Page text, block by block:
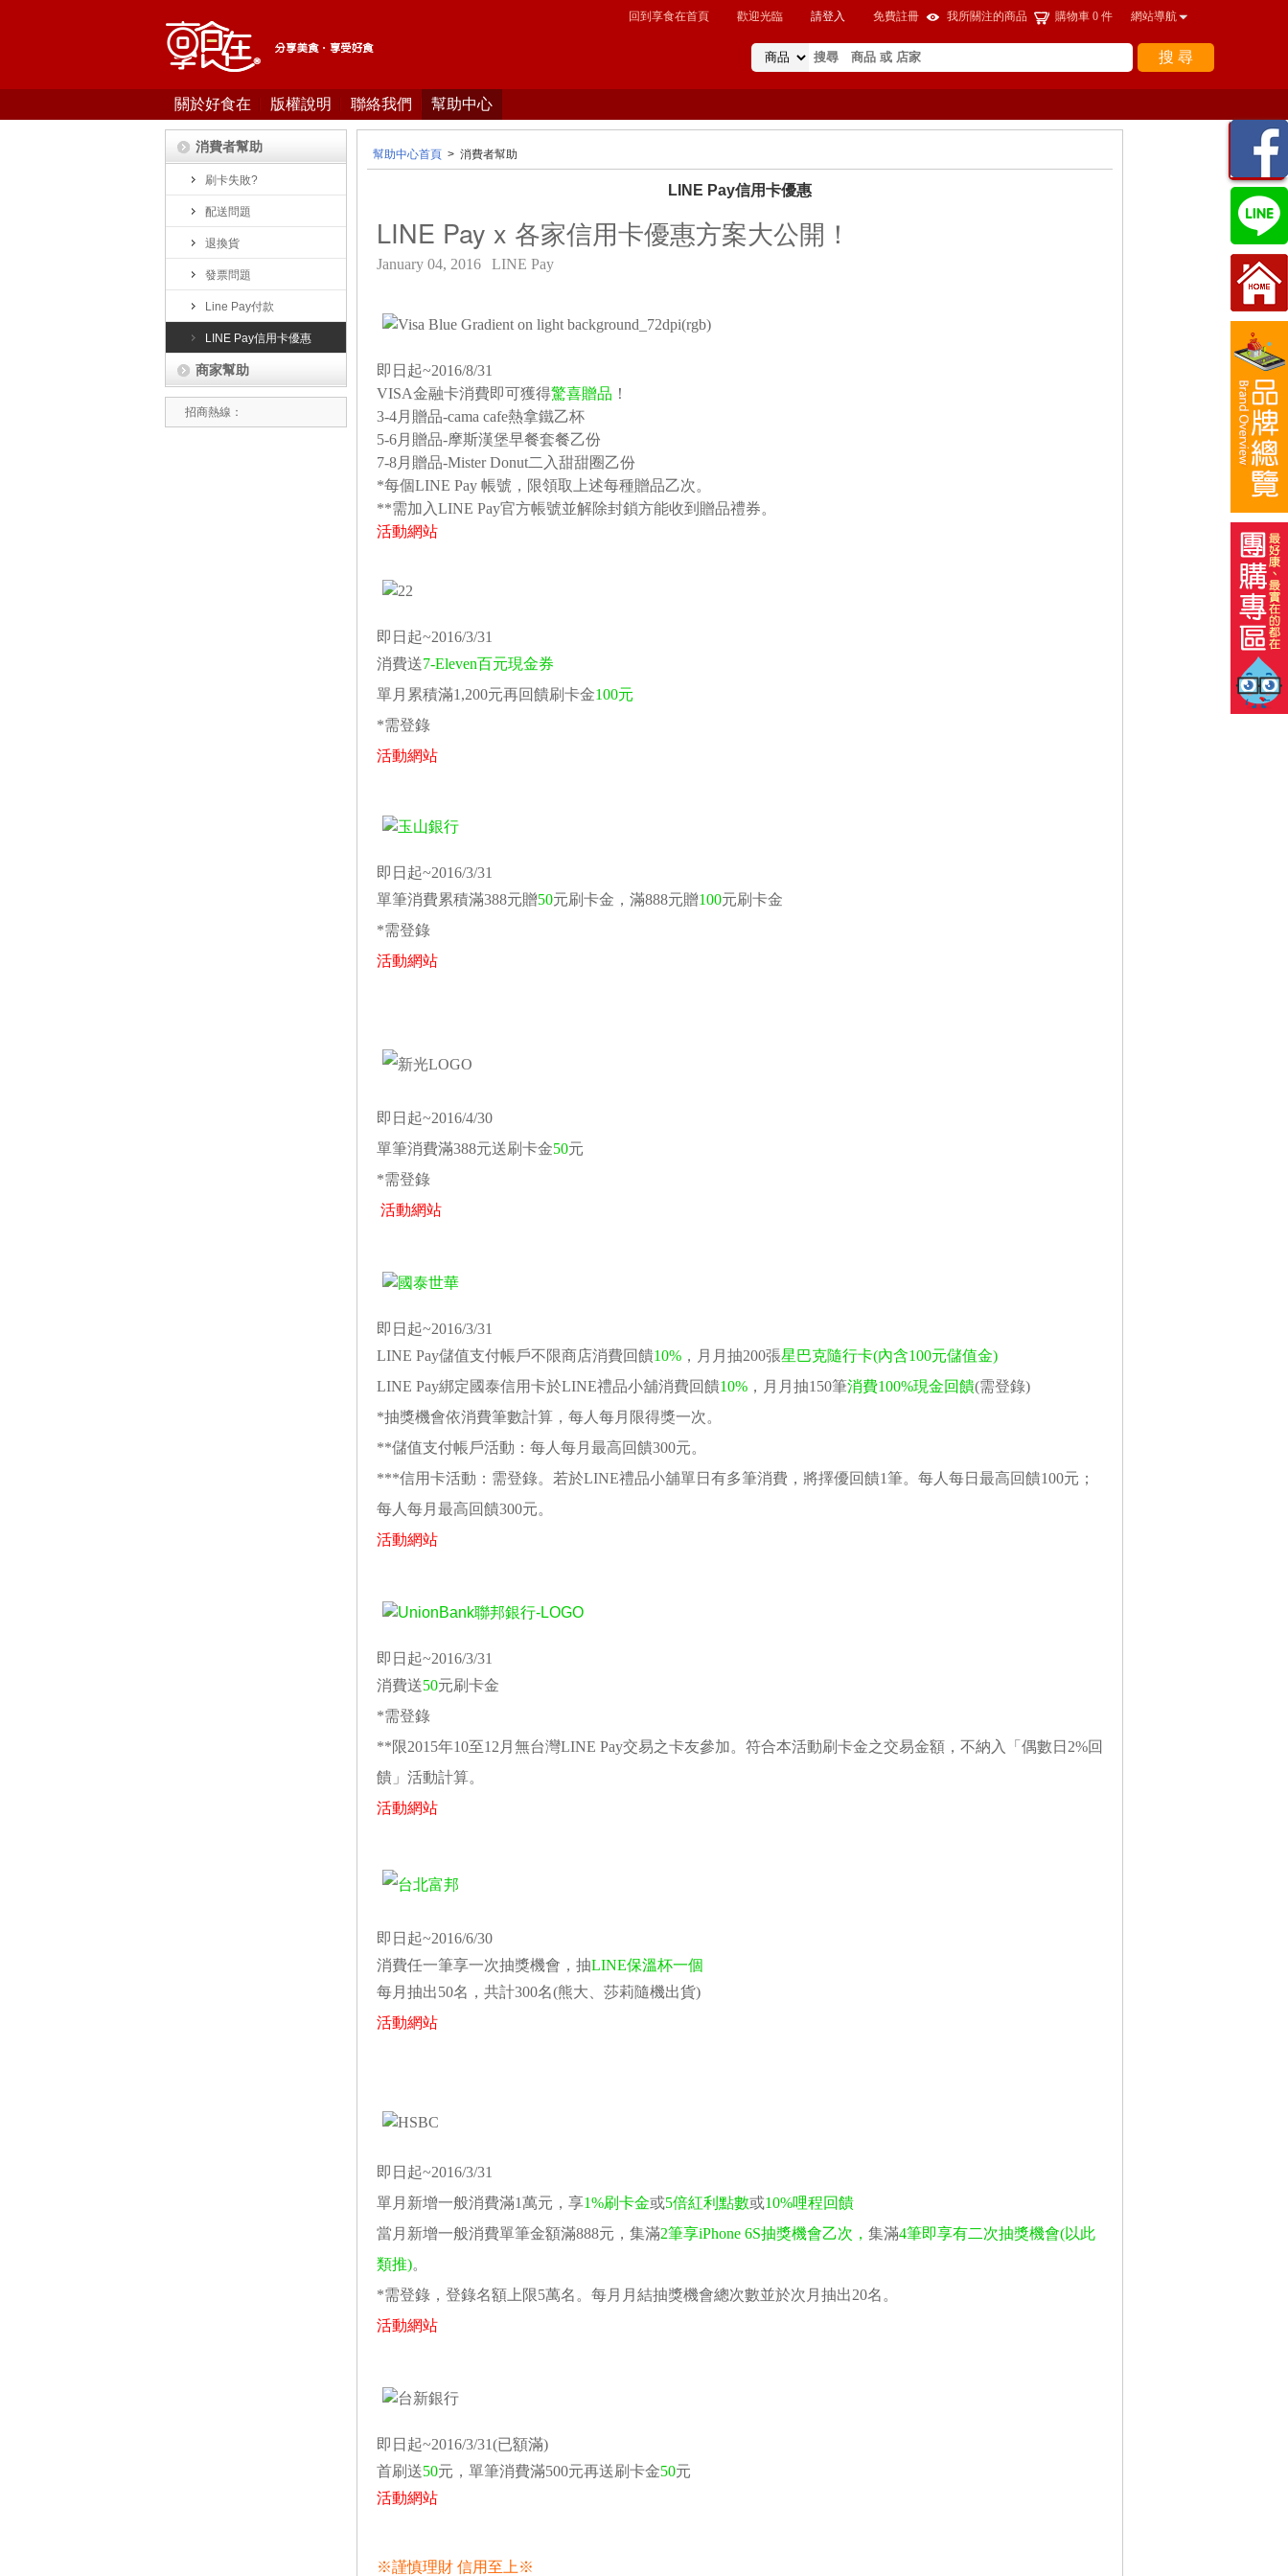
瀏覽
紀錄
回到享食在首頁 歡迎光臨 請登入 免費註冊 我所關注的商品 購物車 0 件 網站導航
搜 尋
關於好食在 版權說明 聯絡我們 幫助中心
消費者幫助
刷卡失敗?
配送問題
退換貨
發票問題
Line Pay付款
LINE Pay信用卡優惠
商家幫助
招商熱線：
幫助中心首頁 > 消費者幫助
LINE Pay信用卡優惠
LINE Pay x 各家信用卡優惠方案大公開！
January 04, 2016 LINE Pay
即日起~2016/8/31
VISA金融卡消費即可獲得驚喜贈品 ！
3-4月贈品-cama cafe熱拿鐵乙杯
5-6月贈品-摩斯漢堡早餐套餐乙份
7-8月贈品-Mister Donut二入甜甜圈乙份
*每個LINE Pay 帳號，限領取上述每種贈品乙次。
**需加入LINE Pay官方帳號並解除封鎖方能收到贈品禮券。
活動網站
即日起~2016/3/31
消費送7-Eleven百元現金券
單月累積滿1,200元再回饋刷卡金100元
*需登錄
活動網站
即日起~2016/3/31
單筆消費累積滿388元贈50元刷卡金，滿888元贈100元刷卡金
*需登錄
活動網站
即日起~2016/4/30
單筆消費滿388元送刷卡金50元
*需登錄
活動網站
即日起~2016/3/31
LINE Pay儲值支付帳戶不限商店消費回饋10% ，月月抽200張星巴克隨行卡(內含100元儲值金)
LINE Pay綁定國泰信用卡於LINE禮品小舖消費回饋10% ，月月抽150筆消費100%現金回饋(需登錄)
*抽獎機會依消費筆數計算，每人每月限得獎一次。
**儲值支付帳戶活動：每人每月最高回饋300元。
***信用卡活動：需登錄。若於LINE禮品小舖單日有多筆消費，將擇優回饋1筆。每人每日最高回饋100元；
每人每月最高回饋300元。
活動網站
即日起~2016/3/31
消費送50元刷卡金
*需登錄
**限2015年10至12月無台灣LINE Pay交易之卡友參加。符合本活動刷卡金之交易金額，不納入「偶數日2%回
饋」活動計算。
活動網站
即日起~2016/6/30
消費任一筆享一次抽獎機會，抽LINE保溫杯一個
每月抽出50名，共計300名(熊大、莎莉隨機出貨)
活動網站
即日起~2016/3/31
單月新增一般消費滿1萬元，享1%刷卡金或5倍紅利點數或10%哩程回饋
當月新增一般消費單筆金額滿888元，集滿2筆享iPhone 6S抽獎機會乙次， 集滿4筆即享有二次抽獎機會(以此
類推)。
*需登錄，登錄名額上限5萬名。每月月結抽獎機會總次數並於次月抽出20名。
活動網站
即日起~2016/3/31(已額滿)
首刷送50元，單筆消費滿500元再送刷卡金50元
活動網站
※謹慎理財 信用至上※